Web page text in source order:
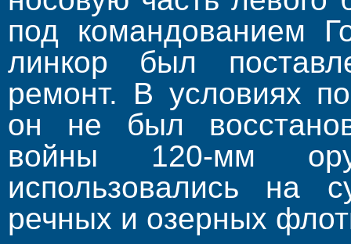
под командованием
линкор был
ремонт. В условиях
он не был
войны 120-мм
использовались на
речных и озерных